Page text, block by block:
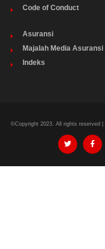
Code of Conduct
Asuransi
Majalah Media Asuransi
Indeks
©Copyright 2023. All rights reserved |